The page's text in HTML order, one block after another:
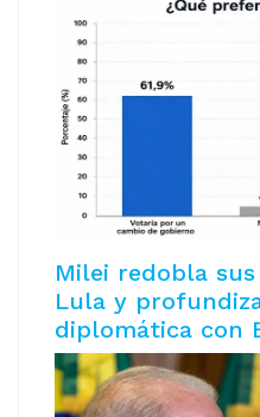
Milei redobla
Lula y
diplomática con